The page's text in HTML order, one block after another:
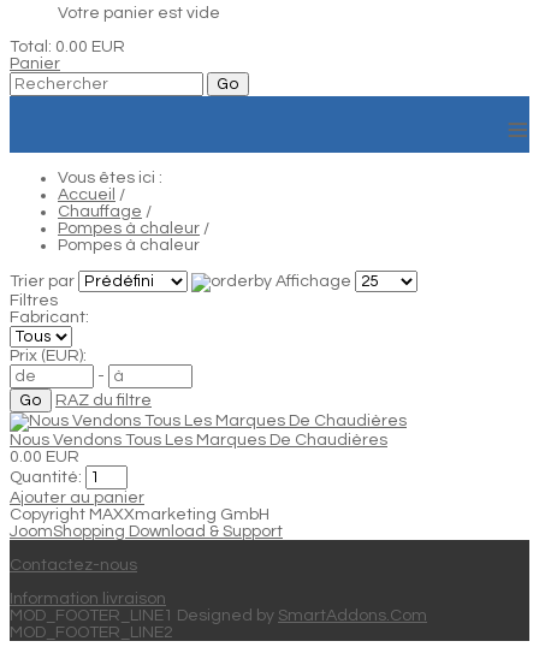
Votre panier est vide
Total: 0.00 EUR
Panier
≡
Vous êtes ici :
Accueil /
Chauffage /
Pompes à chaleur /
Pompes à chaleur
Trier par
Affichage
Filtres
Fabricant:
Prix (EUR):
-
RAZ du filtre
Nous Vendons Tous Les Marques De Chaudières
0.00 EUR
Quantité:
Ajouter au panier
Copyright MAXXmarketing GmbH
JoomShopping Download & Support
Contactez-nous
Information livraison
MOD_FOOTER_LINE1 Designed by SmartAddons.Com
MOD_FOOTER_LINE2